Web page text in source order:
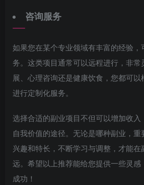
咨询服务
如果您在某个专业领域有丰富的经验，
务。这类项目通常可以远程进行，非
展、心理咨询还是健康饮食，您都可
进行定制化服务。
选择合适的副业项目不但可以增加收
自我价值的途径。无论是哪种副业，
兴趣和特长，不断学习与调整，才能在
远。希望以上推荐能给您提供一些灵
成功！